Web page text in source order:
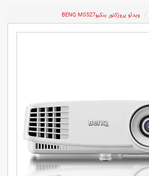
ویدئو پروژکتور بنکیوBENQ MS527